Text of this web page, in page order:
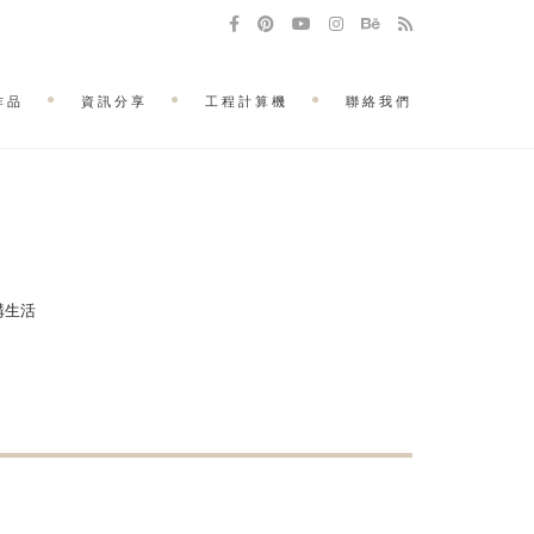
品 資訊分享 工程計算機 聯絡我們
生活